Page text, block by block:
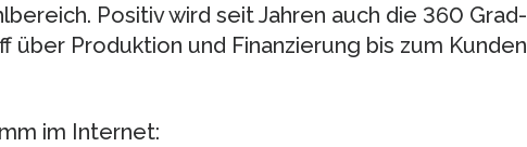
Positiv wird seit Jahren auch die 360 Grad-
über Produktion und Finanzierung bis zum Kunden
im Internet: